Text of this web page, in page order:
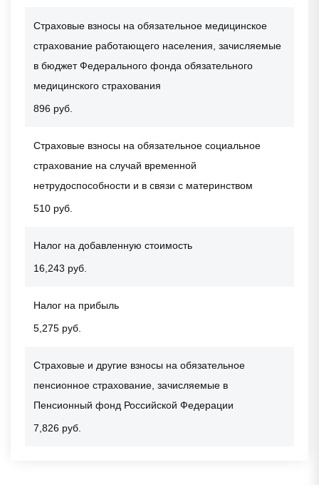
Страховые взносы на обязательное медицинское
страхование работающего населения, зачисляемые
в бюджет Федерального фонда обязательного
медицинского страхования
896 руб.
Страховые взносы на обязательное социальное
страхование на случай временной
нетрудоспособности и в связи с материнством
510 руб.
Налог на добавленную стоимость
16,243 руб.
Налог на прибыль
5,275 руб.
Страховые и другие взносы на обязательное
пенсионное страхование, зачисляемые в
Пенсионный фонд Российской Федерации
7,826 руб.